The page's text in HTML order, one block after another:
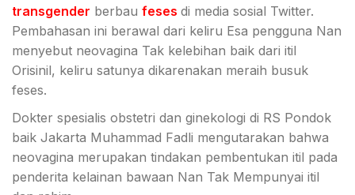
transgender berbau feses di media sosial Twitter.
Pembahasan ini berawal dari keliru Esa pengguna Nan
menyebut neovagina Tak kelebihan baik dari itil
Orisinil, keliru satunya dikarenakan meraih busuk
feses.
Dokter spesialis obstetri dan ginekologi di RS Pondok
baik Jakarta Muhammad Fadli mengutarakan bahwa
neovagina merupakan tindakan pembentukan itil pada
penderita kelainan bawaan Nan Tak Mempunyai itil